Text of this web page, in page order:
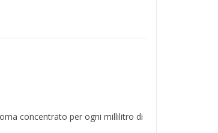
concentrato per ogni millilitro di